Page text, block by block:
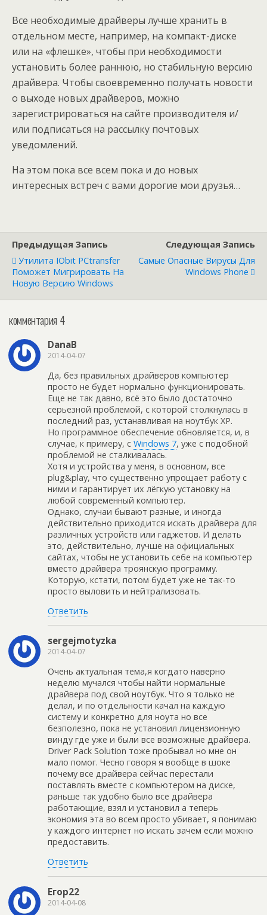
Все необходимые драйверы лучше хранить в
отдельном месте, например, на компакт-диске
или на «флешке», чтобы при необходимости
установить более раннюю, но стабильную версию
драйвера. Чтобы своевременно получать нoвости
о выходе новых драйверов, можно
зарегистрироваться на сайте производителя и/
или подписаться на рассылку почтовых
уведомлений.
На этом пока все всем пока и до новых
интересных встреч с вами дорогие мои друзья…
Предыдущая Запись
Утилита IObit PCtransfer
Поможет Мигрировать На
Новую Версию Windows
Следующая Запись
Самые Опасные Вирусы Для
Windows Phone
комментария 4
DanaB
2014-04-07
Да, без правильных драйверов компьютер
просто не будет нормально функционировать.
Еще не так давно, всё это было достаточно
серьезной проблемой, с которой столкнулась в
последний раз, устанавливая на ноутбук XP.
Но программное обеспечение обновляется, и, в
случае, к примеру, с Windows 7, уже с подобной
проблемой не сталкивалась.
Хотя и устройства у меня, в основном, все
plug&play, что существенно упрощает работу с
ними и гарантирует их лёгкую установку на
любой современный компьютер.
Однако, случаи бывают разные, и иногда
действительно приходится искать драйвера для
различных устройств или гаджетов. И делать
это, действительно, лучше на официальных
сайтах, чтобы не установить себе на компьютер
вместо драйвера троянскую программу.
Которую, кстати, потом будет уже не так-то
просто выловить и нейтрализовать.
Ответить
sergejmotyzka
2014-04-07
Очень актуальная тема,я когдато наверно
неделю мучался чтобы найти нормальные
драйвера под свой ноутбук. Что я только не
делал, и по отдельности качал на каждую
систему и конкретно для ноута но все
безполезно, пока не установил лицензионную
винду где уже и были все возможные драйвера.
Driver Pack Solution тоже пробывал но мне он
мало помог. Чесно говоря я вообще в шоке
почему все драйвера сейчас перестали
поставлять вместе с компьютером на диске,
раньше так удобно было все драйвера
работающие, взял и установил а теперь
экономия эта во всем просто убивает, я понимаю
у каждого интернет но искать зачем если можно
предоставить.
Ответить
Егор22
2014-04-08